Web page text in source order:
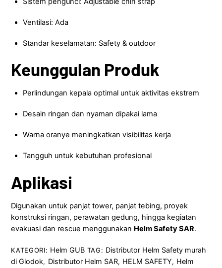
Ventilasi: Ada
Standar keselamatan: Safety & outdoor
Keunggulan Produk
Perlindungan kepala optimal untuk aktivitas ekstrem
Desain ringan dan nyaman dipakai lama
Warna oranye meningkatkan visibilitas kerja
Tangguh untuk kebutuhan profesional
Aplikasi
Digunakan untuk panjat tower, panjat tebing, proyek
konstruksi ringan, perawatan gedung, hingga kegiatan
evakuasi dan rescue menggunakan Helm Safety SAR.
KATEGORI: Helm GUB TAG: Distributor Helm Safety murah
di Glodok, Distributor Helm SAR, HELM SAFETY, Helm